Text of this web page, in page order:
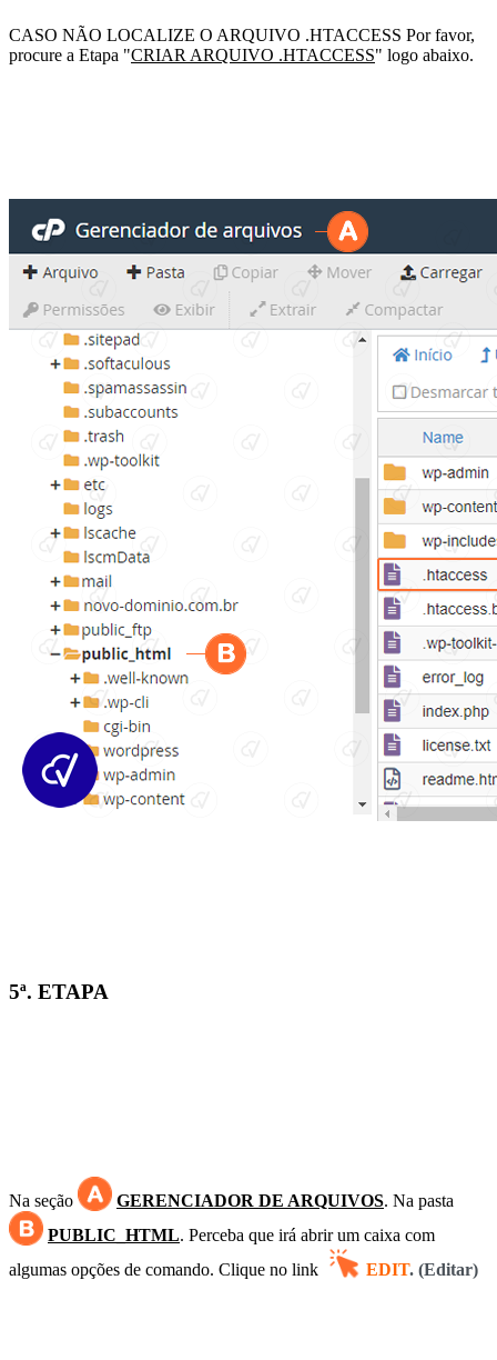
CASO NÃO LOCALIZE O ARQUIVO .HTACCESS Por favor,
procure a Etapa "CRIAR ARQUIVO .HTACCESS" logo abaixo.
5ª. ETAPA
Na seção GERENCIADOR DE ARQUIVOS. Na pasta
PUBLIC_HTML. Perceba que irá abrir um caixa com
algumas opções de comando. Clique no link EDIT. (Editar)